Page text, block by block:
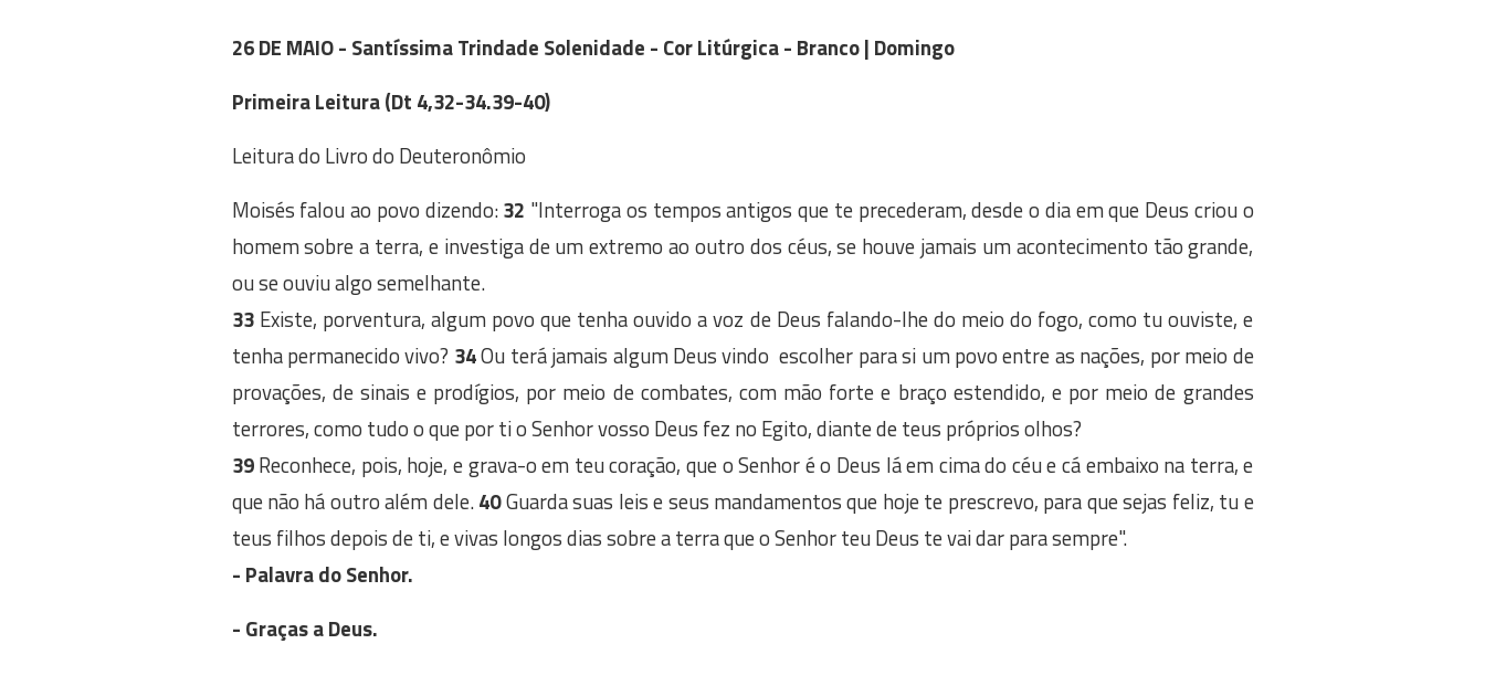
26 DE MAIO - Santíssima Trindade Solenidade - Cor Litúrgica - Branco | Domingo
Primeira Leitura (Dt 4,32-34.39-40)
Leitura do Livro do Deuteronômio
Moisés falou ao povo dizendo:32 "Interroga os tempos antigos que te precederam, desde o dia em que Deus criou o
homem sobre a terra, e investiga de um extremo ao outro dos céus, se houve jamais um acontecimento tão grande,
ou se ouviu algo semelhante.
33Existe, porventura, algum povo que tenha ouvido a voz de Deus falando-lhe do meio do fogo, como tu ouviste, e
tenha permanecido vivo? 34Ou terá jamais algum Deus vindo escolher para si um povo entre as nações, por meio de
provações, de sinais e prodígios, por meio de combates, com mão forte e braço estendido, e por meio de grandes
terrores, como tudo o que por ti o Senhor vosso Deus fez no Egito, diante de teus próprios olhos?
39Reconhece, pois, hoje, e grava-o em teu coração, que o Senhor é o Deus lá em cima do céu e cá embaixo na terra, e
que não há outro além dele.40Guarda suas leis e seus mandamentos que hoje te prescrevo, para que sejas feliz, tu e
teus filhos depois de ti, e vivas longos dias sobre a terra que o Senhor teu Deus te vai dar para sempre".
- Palavra do Senhor.
- Graças a Deus.